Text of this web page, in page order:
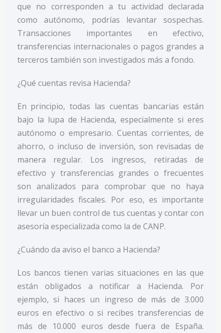
que no corresponden a tu actividad declarada
como autónomo, podrías levantar sospechas.
Transacciones importantes en efectivo,
transferencias internacionales o pagos grandes a
terceros también son investigados más a fondo.
¿Qué cuentas revisa Hacienda?
En principio, todas las cuentas bancarias están
bajo la lupa de Hacienda, especialmente si eres
autónomo o empresario. Cuentas corrientes, de
ahorro, o incluso de inversión, son revisadas de
manera regular. Los ingresos, retiradas de
efectivo y transferencias grandes o frecuentes
son analizados para comprobar que no haya
irregularidades fiscales. Por eso, es importante
llevar un buen control de tus cuentas y contar con
asesoría especializada como la de CANP.
¿Cuándo da aviso el banco a Hacienda?
Los bancos tienen varias situaciones en las que
están obligados a notificar a Hacienda. Por
ejemplo, si haces un ingreso de más de 3.000
euros en efectivo o si recibes transferencias de
más de 10.000 euros desde fuera de España.